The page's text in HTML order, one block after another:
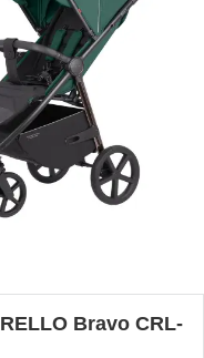
Bravo CRL-